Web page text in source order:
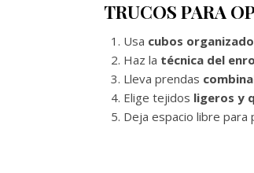
TRUCOS PARA
Usa cubos
Haz la técnica del
Lleva prendas
Elige tejidos ligeros y
Deja espacio libre para